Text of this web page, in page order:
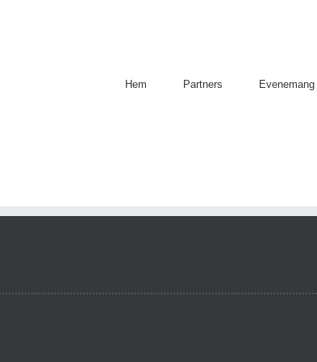
Hem Partners Evenemang